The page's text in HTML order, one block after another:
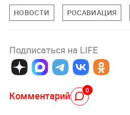
НОВОСТИ РОСАВИАЦИЯ
Подписаться на LIFE
Комментарий 0